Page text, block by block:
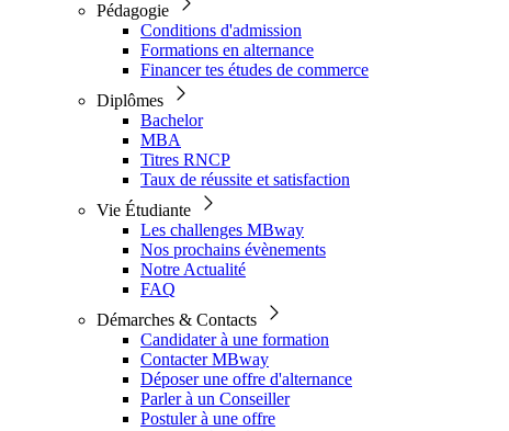
Pédagogie
Conditions d'admission
Formations en alternance
Financer tes études de commerce
Diplômes
Bachelor
MBA
Titres RNCP
Taux de réussite et satisfaction
Vie Étudiante
Les challenges MBway
Nos prochains évènements
Notre Actualité
FAQ
Démarches & Contacts
Candidater à une formation
Contacter MBway
Déposer une offre d'alternance
Parler à un Conseiller
Postuler à une offre